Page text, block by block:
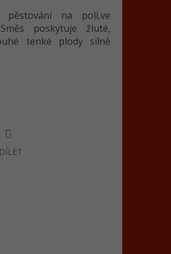
na poli,ve
poskytuje žluté,
tenké plody silně